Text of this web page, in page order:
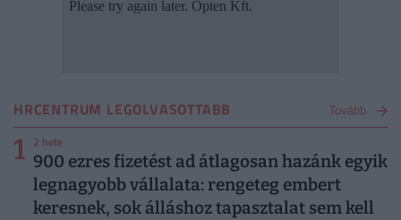
HRCENTRUM LEGOLVASOTTABB Tovább
1 2 hete
900 ezres fizetést ad átlagosan hazánk egyik
legnagyobb vállalata: rengeteg embert
keresnek, sok álláshoz tapasztalat sem kell